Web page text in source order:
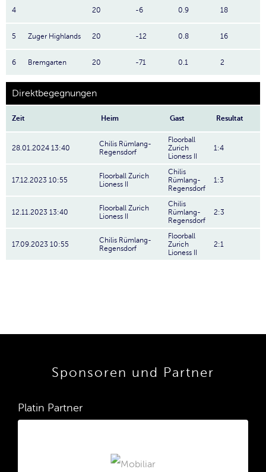
4 20 -6 0.9 18
5 Zuger Highlands 20 -12 0.8 16
6 Bremgarten 20 -71 0.1 2
Direktbegegnungen
Zeit Heim Gast Resultat
28.01.2024 13:40
Chilis Rümlang-
Regensdorf
Floorball
Zurich
Lioness II
1:4
17.12.2023 10:55
Floorball Zurich
Lioness II
Chilis
Rümlang-
Regensdorf
1:3
12.11.2023 13:40
Floorball Zurich
Lioness II
Chilis
Rümlang-
Regensdorf
2:3
17.09.2023 10:55
Chilis Rümlang-
Regensdorf
Floorball
Zurich
Lioness II
2:1
Sponsoren und Partner
Platin Partner